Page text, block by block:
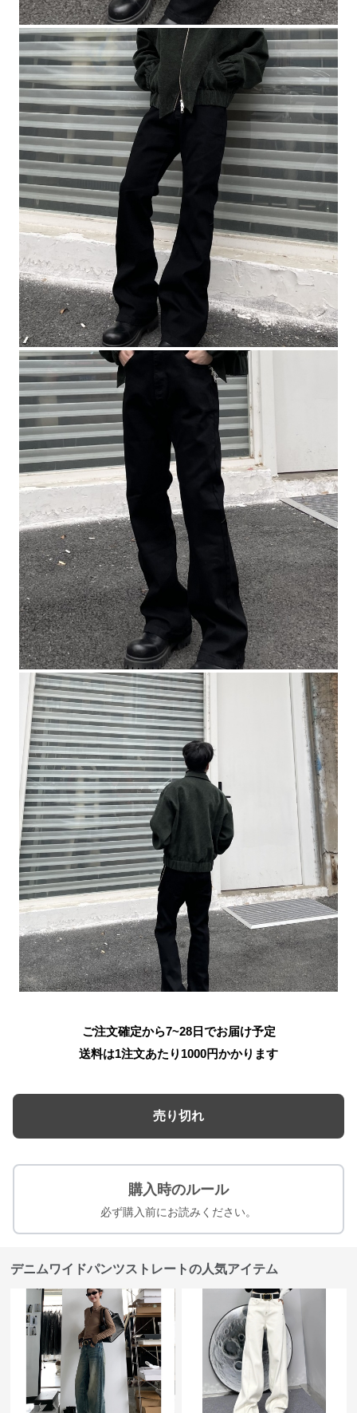
ご注文確定から7~28日でお届け予定
送料は1注文あたり 1000円かかります
売り切れ
購入時のルール
必ず購入前にお読みください。
デニムワイドパンツストレートの人気アイテム